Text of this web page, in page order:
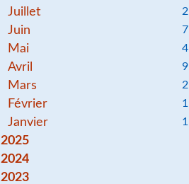
Juillet
2
Juin 7
Mai 4
Avril 9
Mars 2
Février 1
Janvier 1
2025
2024
2023